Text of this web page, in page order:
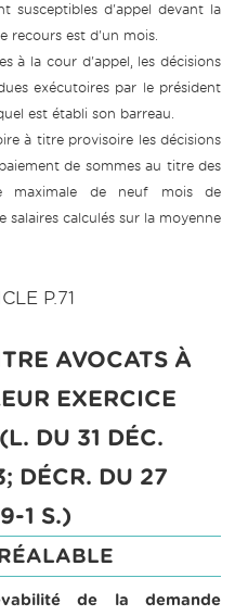
susceptibles d'appel devant la
recours est d'un mois.
à la cour d'appel, les décisions
exécutoires par le président
est établi son barreau.
à titre provisoire les décisions
de sommes au titre des
maximale de neuf mois de
salaires calculés sur la moyenne
P.71
AVOCATS À
EXERCICE
DU 31 DÉC.
DÉCR. DU 27
1 S.)
de la demande